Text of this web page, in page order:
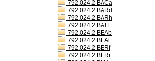
792.024.2 BACa
792.024.2 BARd
792.024.2 BARh
792.024.2 BATf
792.024.2 BEAb
792.024.2 BEAl
792.024.2 BERf
792.024.2 BERr